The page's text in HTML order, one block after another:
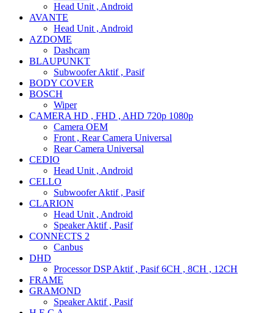
Head Unit , Android
AVANTE
Head Unit , Android
AZDOME
Dashcam
BLAUPUNKT
Subwoofer Aktif , Pasif
BODY COVER
BOSCH
Wiper
CAMERA HD , FHD , AHD 720p 1080p
Camera OEM
Front , Rear Camera Universal
Rear Camera Universal
CEDIO
Head Unit , Android
CELLO
Subwoofer Aktif , Pasif
CLARION
Head Unit , Android
Speaker Aktif , Pasif
CONNECTS 2
Canbus
DHD
Processor DSP Aktif , Pasif 6CH , 8CH , 12CH
FRAME
GRAMOND
Speaker Aktif , Pasif